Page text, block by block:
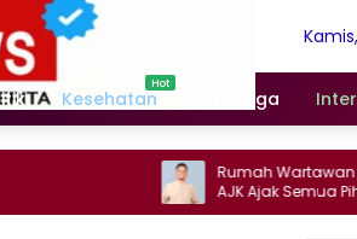
Kesehatan Olahraga
Rumah Wartawan
AJK Ajak Semua Pihak
Jurnalis